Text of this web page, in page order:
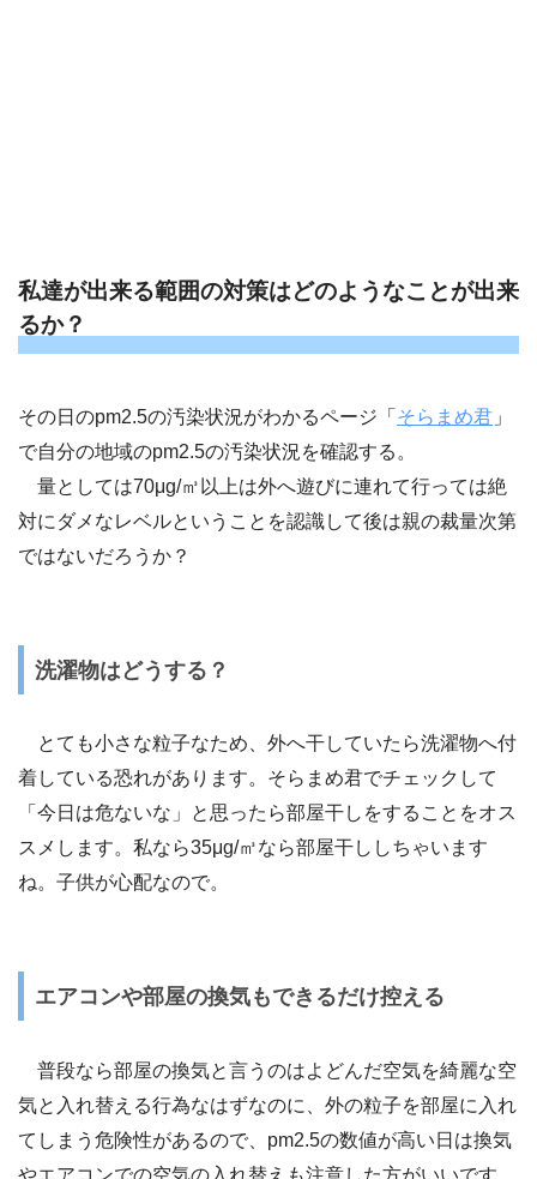
私達が出来る範囲の対策はどのようなことが出来
るか？
その日のpm2.5の汚染状況がわかるページ「 そらまめ君 」
で自分の地域のpm2.5の汚染状況を確認する。
量としては70μg/㎥以上は外へ遊びに連れて行っては絶
対にダメなレベルということを認識して後は親の裁量次第
ではないだろうか？
洗濯物はどうする？
とても小さな粒子なため、外へ干していたら洗濯物へ付
着している恐れがあります。そらまめ君でチェックして
「今日は危ないな」と思ったら部屋干しをすることをオス
スメします。私なら35μg/㎥なら部屋干ししちゃいます
ね。子供が心配なので。
エアコンや部屋の換気もできるだけ控える
普段なら部屋の換気と言うのはよどんだ空気を綺麗な空
気と入れ替える行為なはずなのに、外の粒子を部屋に入れ
てしまう危険性があるので、pm2.5の数値が高い日は換気
やエアコンでの空気の入れ替えも注意した方がいいです